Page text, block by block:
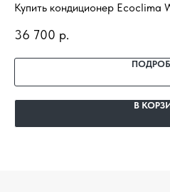
Купить кондиционер Ecoclima
доставка, профессиональный
36 700 р.
В